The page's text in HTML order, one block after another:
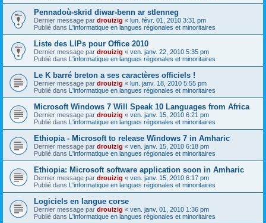
Pennadoù-skrid diwar-benn ar stlenneg
Dernier message par drouizig « lun. févr. 01, 2010 3:31 pm
Publié dans L'informatique en langues régionales et minoritaires
Liste des LIPs pour Office 2010
Dernier message par drouizig « ven. janv. 22, 2010 5:35 pm
Publié dans L'informatique en langues régionales et minoritaires
Le K barré breton a ses caractères officiels !
Dernier message par drouizig « lun. janv. 18, 2010 5:55 pm
Publié dans L'informatique en langues régionales et minoritaires
Microsoft Windows 7 Will Speak 10 Languages from Africa
Dernier message par drouizig « ven. janv. 15, 2010 6:21 pm
Publié dans L'informatique en langues régionales et minoritaires
Ethiopia - Microsoft to release Windows 7 in Amharic
Dernier message par drouizig « ven. janv. 15, 2010 6:18 pm
Publié dans L'informatique en langues régionales et minoritaires
Ethiopia: Microsoft software application soon in Amharic
Dernier message par drouizig « ven. janv. 15, 2010 6:17 pm
Publié dans L'informatique en langues régionales et minoritaires
Logiciels en langue corse
Dernier message par drouizig « ven. janv. 01, 2010 1:36 pm
Publié dans L'informatique en langues régionales et minoritaires